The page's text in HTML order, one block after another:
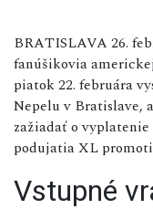
BRATISLAVA 26.
fanúšikovia
piatok 22. februára
Nepelu v Bratislave,
zažiadať o
podujatia XL
Vstupné